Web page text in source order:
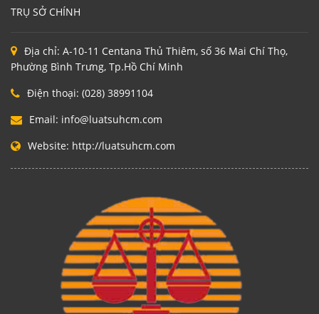
TRỤ SỞ CHÍNH
Địa chỉ: A-10-11 Centana Thủ Thiêm, số 36 Mai Chí Thọ,
Phường Bình Trưng, Tp.Hồ Chí Minh
Điện thoại: (028) 38991104
Email: info@luatsuhcm.com
Website: http://luatsuhcm.com